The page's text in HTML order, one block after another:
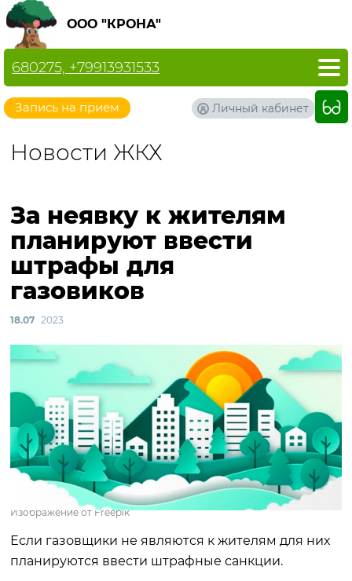
ООО "КРОНА"
Запись на прием
680275, +79913931533
Личный кабинет
Новости ЖКХ
За неявку к жителям
планируют ввести
штрафы для
газовиков
18.07 2023
Изображение от Freepik
Если газовщики не являются к жителям для них
планируются ввести штрафные санкции.